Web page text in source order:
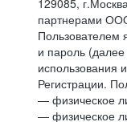
129085,
партнерами
Пользователем
и пароль
использования
Регистрации.
— физическое
— физическое